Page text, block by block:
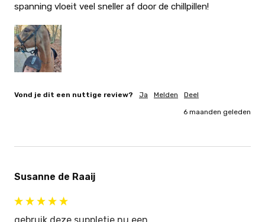
spanning vloeit veel sneller af door de chillpillen!
Vond je dit een nuttige review? Ja Melden Deel
6 maanden geleden
Susanne de Raaij